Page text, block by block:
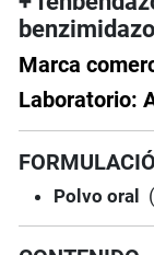
Marca
Laboratorio:
Polvo oral